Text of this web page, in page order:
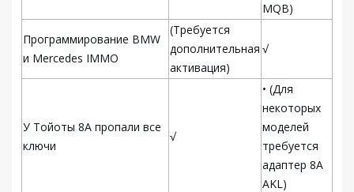
MQB)
Программирование BMW
и Mercedes IMMO
(Требуется
дополнительная
активация)
√
У Тойоты 8А пропали все
ключи
√
• (Для
некоторых
моделей
требуется
адаптер 8A
AKL)